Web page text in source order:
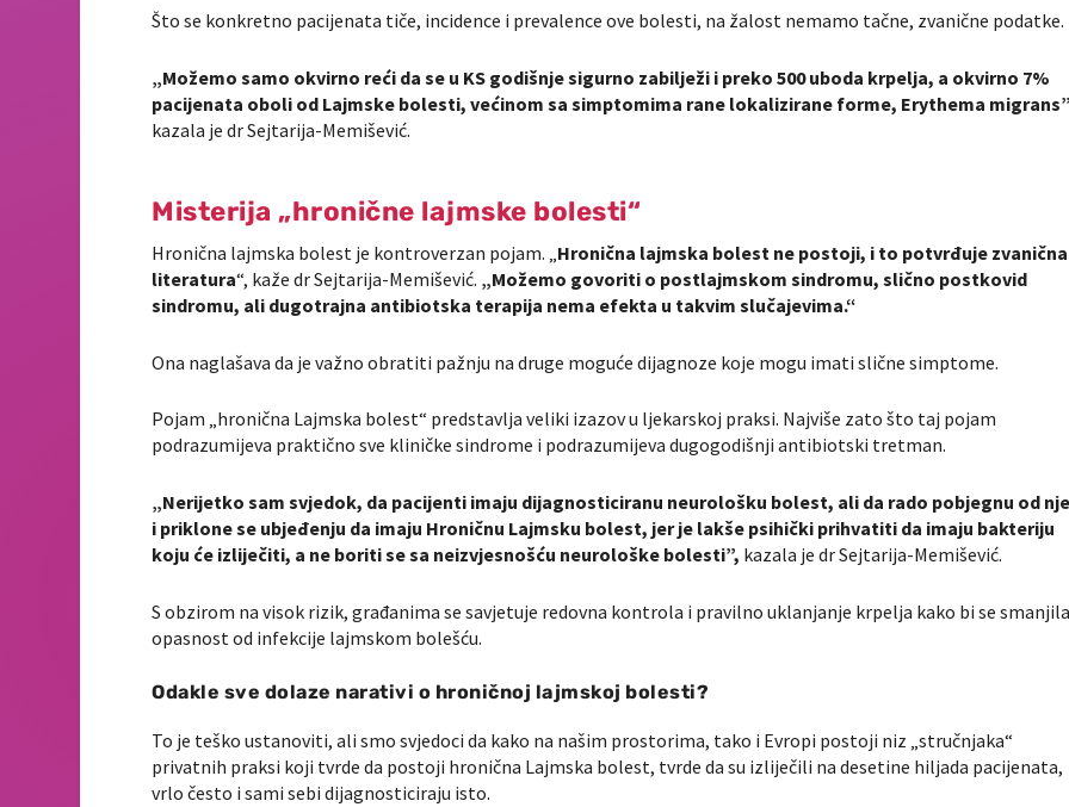
Što se konkretno pacijenata tiče, incidence i prevalence ove bolesti, na žalost nemamo tačne, zvanične podatke.
„Možemo samo okvirno reći da se u KS godišnje sigurno zabilježi i preko 500 uboda krpelja, a okvirno 7%
pacijenata oboli od Lajmske bolesti, većinom sa simptomima rane lokalizirane forme, Erythema
kazala je dr Sejtarija-Memišević.
Misterija „hronične lajmske bolesti“
Hronična lajmska bolest je kontroverzan pojam. „Hronična lajmska bolest ne postoji, i to potvrđuje zvanična
literatura“, kaže dr Sejtarija-Memišević. „Možemo govoriti o postlajmskom sindromu, slično postkovid
sindromu, ali dugotrajna antibiotska terapija nema efekta u takvim slučajevima.“
Ona naglašava da je važno obratiti pažnju na druge moguće dijagnoze koje mogu imati slične simptome.
Pojam „hronična Lajmska bolest“ predstavlja veliki izazov u ljekarskoj praksi. Najviše zato što taj pojam
podrazumijeva praktično sve kliničke sindrome i podrazumijeva dugogodišnji antibiotski tretman.
„Nerijetko sam svjedok, da pacijenti imaju dijagnosticiranu neurološku bolest, ali da rado pobjegnu od
i priklone se ubjeđenju da imaju Hroničnu Lajmsku bolest, jer je lakše psihički prihvatiti da imaju bakteriju
koju će izliječiti, a ne boriti se sa neizvjesnošću neurološke bolesti”, kazala je dr Sejtarija-Memišević.
S obzirom na visok rizik, građanima se savjetuje redovna kontrola i pravilno uklanjanje krpelja kako bi se
opasnost od infekcije lajmskom bolešću.
Odakle sve dolaze narativi o hroničnoj lajmskoj bolesti?
To je teško ustanoviti, ali smo svjedoci da kako na našim prostorima, tako i Evropi postoji niz „stručnjaka“
privatnih praksi koji tvrde da postoji hronična Lajmska bolest, tvrde da su izliječili na desetine hiljada pacijenata,
vrlo često i sami sebi dijagnosticiraju isto.